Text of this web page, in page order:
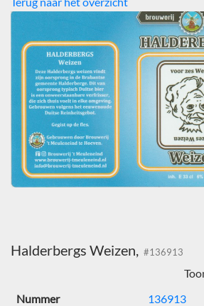
Halderbergs Weizen, #136913
Nummer
136913